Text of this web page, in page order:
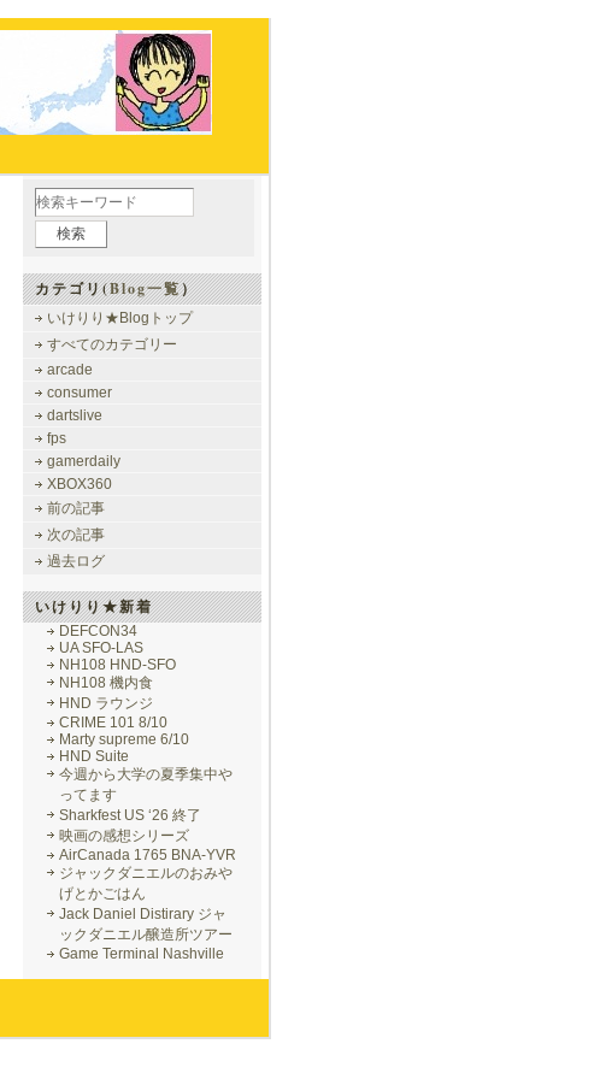
カテゴリ(Blog一覧）
いけりり★Blogトップ
すべてのカテゴリー
arcade
consumer
dartslive
fps
gamerdaily
XBOX360
前の記事
次の記事
過去ログ
いけりり★新着
DEFCON34
UA SFO-LAS
NH108 HND-SFO
NH108 機内食
HND ラウンジ
CRIME 101 8/10
Marty supreme 6/10
HND Suite
今週から大学の夏季集中や
ってます
Sharkfest US ‘26 終了
映画の感想シリーズ
AirCanada 1765 BNA-YVR
ジャックダニエルのおみや
げとかごはん
Jack Daniel Distirary ジャ
ックダニエル醸造所ツアー
Game Terminal Nashville